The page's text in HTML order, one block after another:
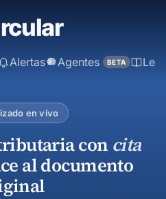
Alertas Agentes BETA
en vivo
con cita
al documento